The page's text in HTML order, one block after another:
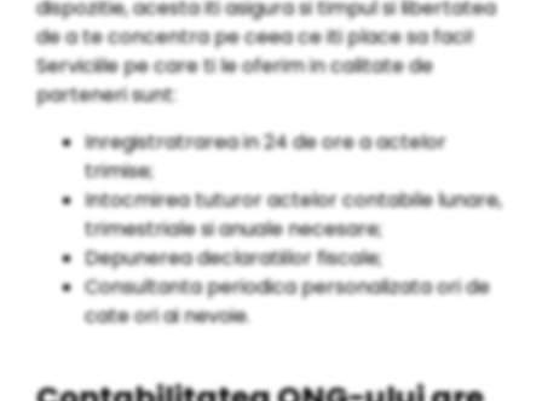
dispozitie, acesta iti asigura si timpul si libertatea
de a te concentra pe ceea ce iti place sa faci!
Serviciile pe care ti le oferim in calitate de
parteneri sunt:
Inregistratrarea in 24 de ore a actelor
trimise;
Intocmirea tuturor actelor contabile lunare,
trimestriale si anuale necesare;
Depunerea declaratiilor fiscale;
Consultanta periodica personalizata ori de
cate ori ai nevoie.